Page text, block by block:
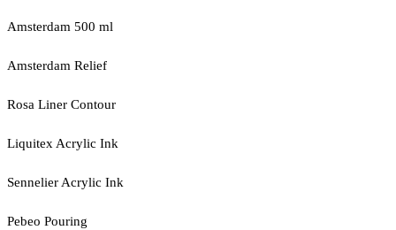
Amsterdam 500 ml
Amsterdam Relief
Rosa Liner Contour
Liquitex Acrylic Ink
Sennelier Acrylic Ink
Pebeo Pouring